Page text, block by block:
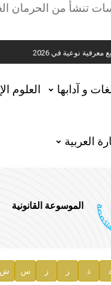
تنشأ من الحرمان
نوعية في 2026
و آدابها العلوم
العربية
الموسوعة القانونية
د ذ ر ز س ش